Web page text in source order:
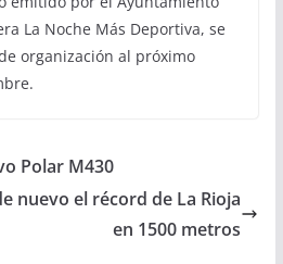
La Noche Más Deportiva, se
organización al próximo
Polar M430
nuevo el récord de La Rioja
en 1500 metros